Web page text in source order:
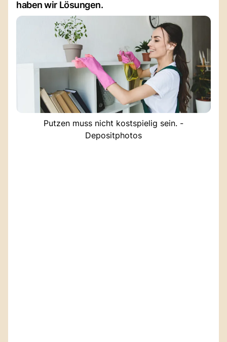
haben wir Lösungen.
Putzen muss nicht kostspielig sein. -
Depositphotos